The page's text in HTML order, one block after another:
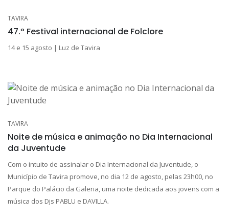
TAVIRA
47.º Festival internacional de Folclore
14 e 15 agosto | Luz de Tavira
TAVIRA
Noite de música e animação no Dia Internacional
da Juventude
Com o intuito de assinalar o Dia Internacional da Juventude, o
Município de Tavira promove, no dia 12 de agosto, pelas 23h00, no
Parque do Palácio da Galeria, uma noite dedicada aos jovens com a
música dos Djs PABLU e DAVILLA.